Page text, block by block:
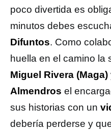
poco divertida es
minutos debes
Difuntos. Como
huella en el camino la
Miguel Rivera (Maga)
Almendros el
sus historias con un
debería perderse y